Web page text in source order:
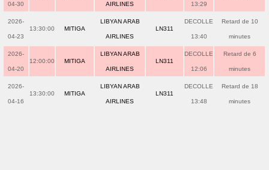
04-30 AIRLINES 13:29
2026-
04-23
13:30:00 MITIGA
LIBYAN ARAB
AIRLINES
LN311
DECOLLE
13:40
Retard de 10
minutes
2026-
04-20
12:00:00 MITIGA
LIBYAN ARAB
AIRLINES
LN311
DECOLLE
12:06
Retard de 6
minutes
2026-
04-16
13:30:00 MITIGA
LIBYAN ARAB
AIRLINES
LN311
DECOLLE
13:48
Retard de 18
minutes